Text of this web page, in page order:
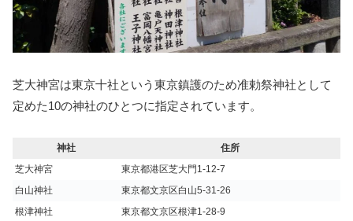
芝大神宮は東京十社という東京鎮護のため准勅祭神社として
定めた10の神社のひとつに指定されています。
神社
住所
芝大神宮
東京都港区芝大門1-12-7
白山神社
東京都文京区白山5-31-26
根津神社
東京都文京区根津1-28-9